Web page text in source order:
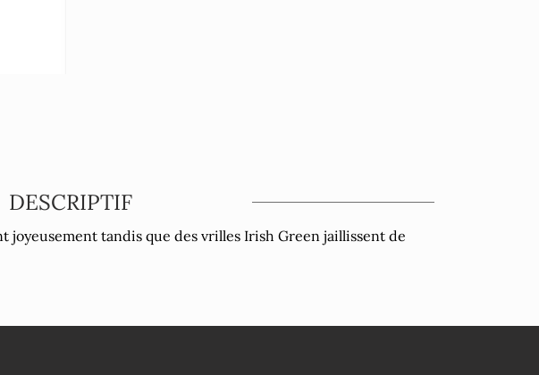
DESCRIPTIF
joyeusement tandis que des vrilles Irish Green jaillissent de